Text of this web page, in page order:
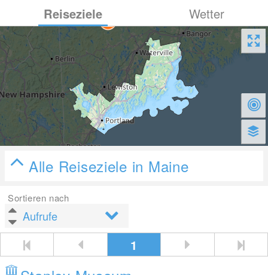
Reiseziele Wetter
Alle Reiseziele in Maine
Sortieren nach
1